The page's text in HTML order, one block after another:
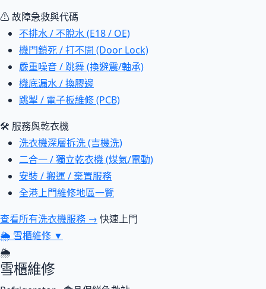
⚠ 故障急救與代碼
不排水 / 不脫水 (E18 / OE)
機門鎖死 / 打不開 (Door Lock)
嚴重噪音 / 跳舞 (換避震/軸承)
機底漏水 / 換膠邊
跳掣 / 電子板維修 (PCB)
🛠 服務與乾衣機
洗衣機深層拆洗 (吉機洗)
二合一 / 獨立乾衣機 (煤氣/電動)
安裝 / 搬運 / 棄置服務
全港上門維修地區一覽
查看所有洗衣機服務 → 快速上門
🌦 雪櫃維修 ▼
🌦
雪櫃維修